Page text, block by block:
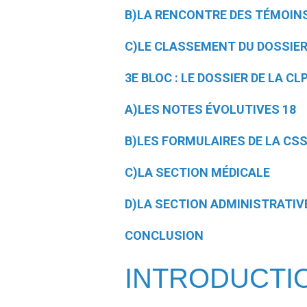
B)LA RENCONTRE DES
C)LE CLASSEMENT DU DOSSIER
3E BLOC : LE DOSSIER DE LA
A)LES NOTES ÉVOLUTIVES 18
B)LES FORMULAIRES DE LA
C)LA SECTION MÉDICALE
D)LA SECTION
CONCLUSION